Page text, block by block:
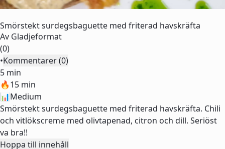
Smörstekt surdegsbaguette med friterad havskräfta
Av Gladjeformat
(0)
•Kommentarer (0)
5 min
🔥15 min
📊Medium
Smörstekt surdegsbaguette med friterad havskräfta. Chili
och vitlökscreme med olivtapenad, citron och dill. Seriöst
va bra!!
Hoppa till innehåll